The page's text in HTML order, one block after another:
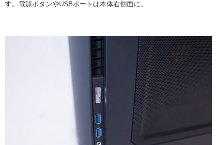
す。電源ボタンやUSBポートは本体右側面に。